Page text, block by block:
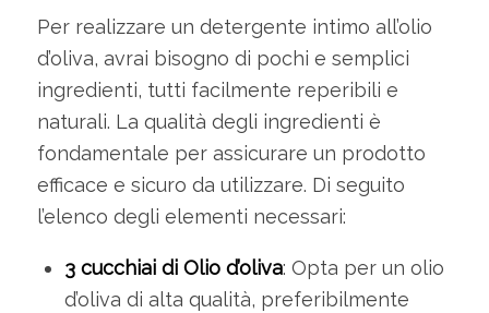
Per realizzare un detergente intimo all’olio
d’oliva, avrai bisogno di pochi e semplici
ingredienti, tutti facilmente reperibili e
naturali. La qualità degli ingredienti è
fondamentale per assicurare un prodotto
efficace e sicuro da utilizzare. Di seguito
l’elenco degli elementi necessari:
3 cucchiai di Olio d’oliva: Opta per un olio
d’oliva di alta qualità, preferibilmente